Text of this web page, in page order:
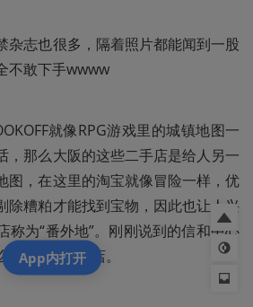
杂志也很多，隔着照片都能闻到一股
不敢下手wwww
就像RPG游戏里的城镇地图一
，那么大阪的这些二手店是给人另一
图，在这里的淘宝就像冒险一样，优
除糟粕才能找到宝物，因此也让人兴
称为“番外地”。刚刚说到的信和中心
家“番外地”店。
App内打开